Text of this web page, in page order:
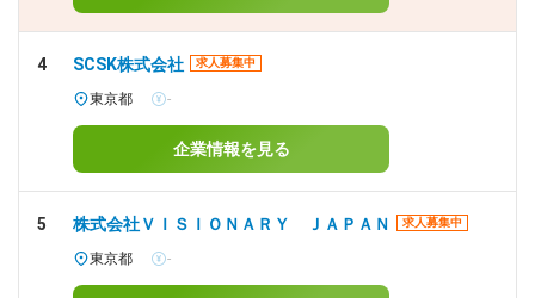
4 SCSK株式会社 求人募集中
東京都 -
企業情報を見る
5 株式会社ＶＩＳＩＯＮＡＲＹ ＪＡＰＡＮ 求人募集中
東京都 -